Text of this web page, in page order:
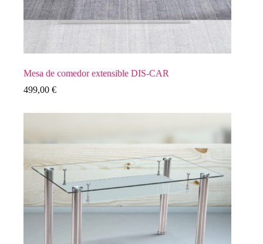
Mesa de comedor extensible DIS-CAR
499,00 €